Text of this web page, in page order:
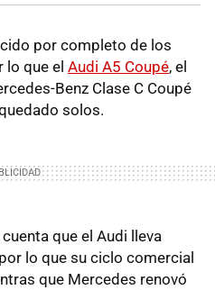
por completo de los
lo que el Audi A5 Coupé, el
Benz Clase C Coupé
solos.
que el Audi lleva
lo que su ciclo comercial
que Mercedes renovó